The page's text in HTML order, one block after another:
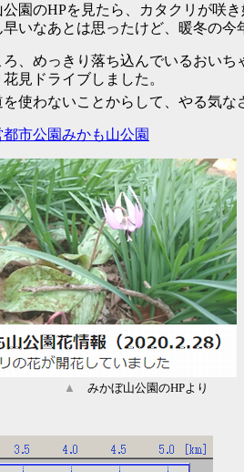
園のHPを見たら、カタクリが咲き
いなあとは思ったけど、暖冬の今
ろ、めっきり落ち込んでいるおいち
見ドライブしました。
使わないことからして、やる気な
市公園みかも山公園
みかぼ山公園のHPより